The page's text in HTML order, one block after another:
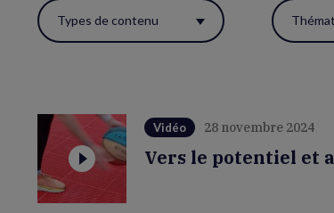
Utiliser
ces
réactualiser
la
page.
Types de contenu
Vidéo 28 novembre 2024
Vers le potentiel et